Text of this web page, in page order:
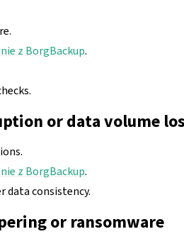
z BorgBackup.
or data volume
z BorgBackup.
data consistency.
or ransomware